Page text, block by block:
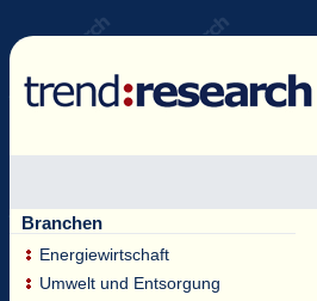
Branchen
Energiewirtschaft
Umwelt und Entsorgung